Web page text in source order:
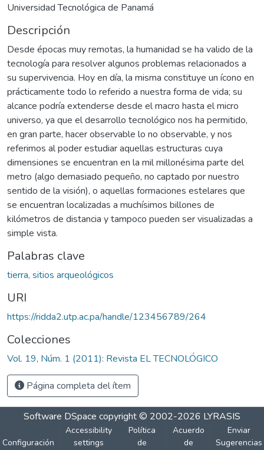
Universidad Tecnológica de Panamá
Descripción
Desde épocas muy remotas, la humanidad se ha valido de la
tecnología para resolver algunos problemas relacionados a
su supervivencia. Hoy en día, la misma constituye un ícono en
prácticamente todo lo referido a nuestra forma de vida; su
alcance podría extenderse desde el macro hasta el micro
universo, ya que el desarrollo tecnológico nos ha permitido,
en gran parte, hacer observable lo no observable, y nos
referimos al poder estudiar aquellas estructuras cuya
dimensiones se encuentran en la mil millonésima parte del
metro (algo demasiado pequeño, no captado por nuestro
sentido de la visión), o aquellas formaciones estelares que
se encuentran localizadas a muchísimos billones de
kilómetros de distancia y tampoco pueden ser visualizadas a
simple vista.
Palabras clave
tierra, sitios arqueológicos
URI
https://ridda2.utp.ac.pa/handle/123456789/264
Colecciones
Vol. 19, Núm. 1 (2011): Revista EL TECNOLÓGICO
Página completa del ítem
Software DSpace copyright © 2002-2026 LYRASIS
Configuración
Accessibility
settings
Política
de
Acuerdo
de
Enviar
Sugerencias